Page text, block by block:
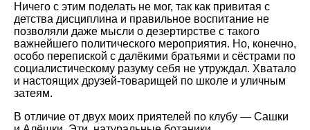
Ничего с этим поделать не мог, так как привитая с
детства дисциплина и правильное воспитание не
позволяли даже мысли о дезертирстве с такого
важнейшего политического мероприятия. Но, конечно,
особо перепиской с далёкими братьями и сёстрами по
социалистическому разуму себя не утруждал. Хватало
и настоящих друзей-товарищей по школе и уличным
затеям.
В отличие от двух моих приятелей по клубу — Сашки